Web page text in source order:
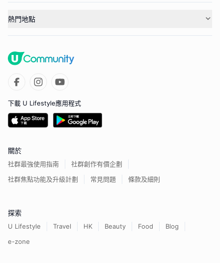
熱門地點
下載 U Lifestyle應用程式
關於
社群最強使用指南
社群創作有價企劃
社群焦點功能及升級計劃
常見問題 條款及細則
探索
U Lifestyle Travel HK Beauty Food
Blog
e-zone